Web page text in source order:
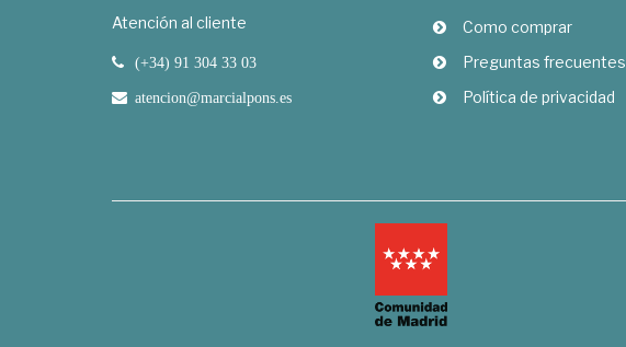
Atención al cliente
(+34) 91 304 33 03
atencion@marcialpons.es
Como comprar
Preguntas frecuentes
Política de privacidad